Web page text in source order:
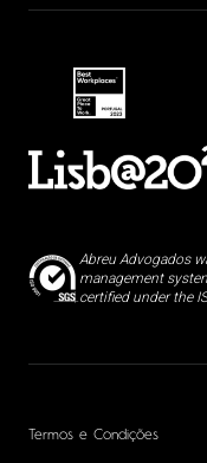
Abreu Advogados
management
certified under the
Termos e Condições